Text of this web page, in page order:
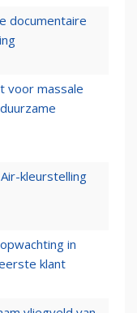
documentaire
voor massale
kleurstelling
in
klant